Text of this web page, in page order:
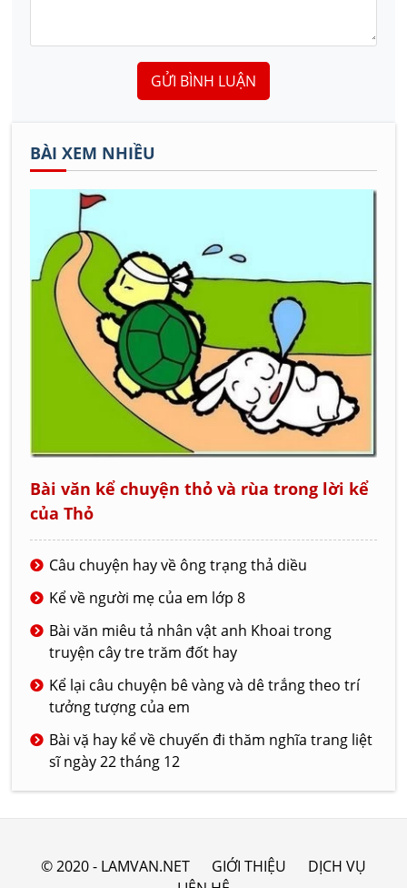
GỬI BÌNH LUẬN
BÀI XEM NHIỀU
Bài văn kể chuyện thỏ và rùa trong lời kể
của Thỏ
Câu chuyện hay về ông trạng thả diều
Kể về người mẹ của em lớp 8
Bài văn miêu tả nhân vật anh Khoai trong
truyện cây tre trăm đốt hay
Kể lại câu chuyện bê vàng và dê trắng theo trí
tưởng tượng của em
Bài vặ hay kể về chuyến đi thăm nghĩa trang liệt
sĩ ngày 22 tháng 12
© 2020 - LAMVAN.NET GIỚI THIỆU
DỊCH VỤ